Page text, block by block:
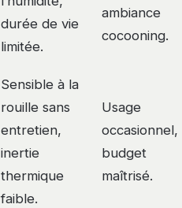
durée de vie
limitée.
ambiance
cocooning.
Sensible à la
rouille sans
entretien,
inertie
thermique
faible.
Usage
occasionnel,
budget
maîtrisé.